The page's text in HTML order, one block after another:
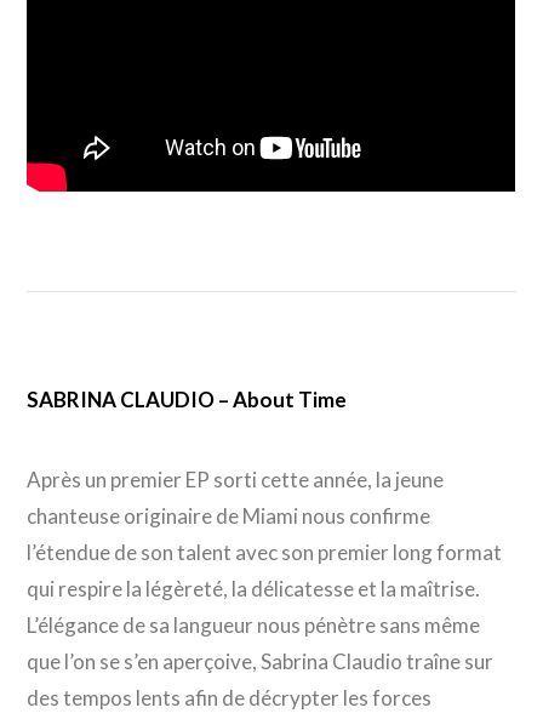
SABRINA CLAUDIO – About Time
Après un premier EP sorti cette année, la jeune
chanteuse originaire de Miami nous confirme
l’étendue de son talent avec son premier long format
qui respire la légèreté, la délicatesse et la maîtrise.
L’élégance de sa langueur nous pénètre sans même
que l’on se s’en aperçoive, Sabrina Claudio traîne sur
des tempos lents afin de décrypter les forces